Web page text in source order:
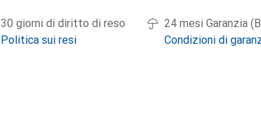
30 giorni di diritto di reso
Politica sui resi
24 mesi Garanzia
Condizioni di